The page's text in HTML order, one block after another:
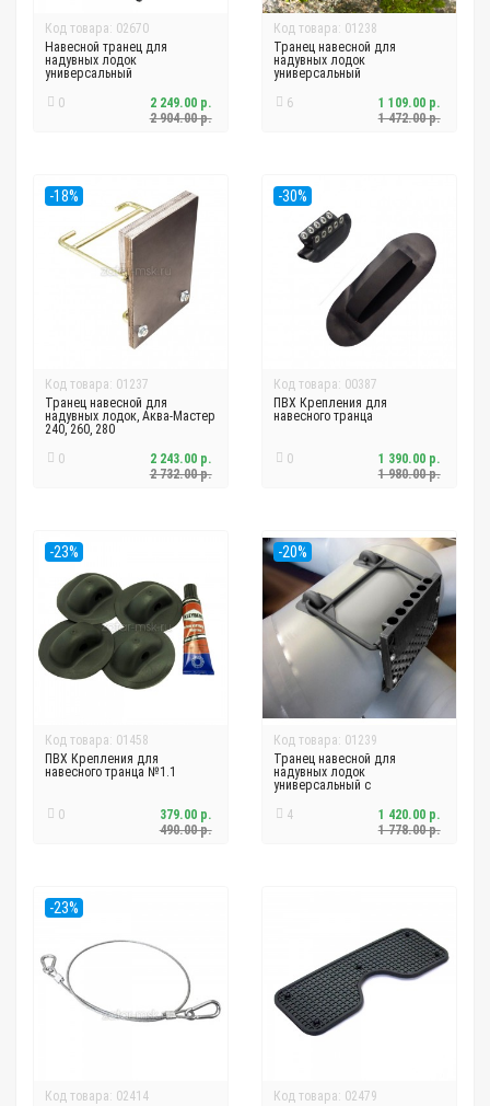
Код товара: 02670
Навесной транец для
надувных лодок
универсальный
0
2 904.00 р.
2 249.00 р.
Код товара: 01238
Транец навесной для
надувных лодок
универсальный
6
1 472.00 р.
1 109.00 р.
-18%
Код товара: 01237
Транец навесной для
надувных лодок, Аква-Мастер
240, 260, 280
0
2 732.00 р.
2 243.00 р.
-30%
Код товара: 00387
ПВХ Крепления для
навесного транца
0
1 980.00 р.
1 390.00 р.
-23%
Код товара: 01458
ПВХ Крепления для
навесного транца №1.1
0
490.00 р.
379.00 р.
-20%
Код товара: 01239
Транец навесной для
надувных лодок
универсальный c
4
1 778.00 р.
1 420.00 р.
-23%
Код товара: 02414
Код товара: 02479